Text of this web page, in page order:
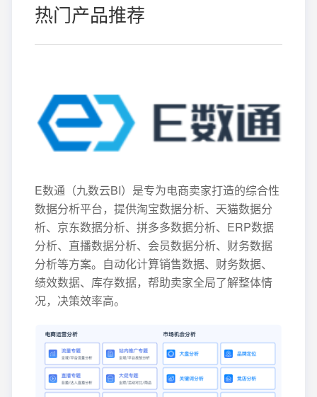
热门产品推荐
E数通（九数云BI）是专为电商卖家打造的综合性
数据分析平台，提供淘宝数据分析、天猫数据分
析、京东数据分析、拼多多数据分析、ERP数据
分析、直播数据分析、会员数据分析、财务数据
分析等方案。自动化计算销售数据、财务数据、
绩效数据、库存数据，帮助卖家全局了解整体情
况，决策效率高。